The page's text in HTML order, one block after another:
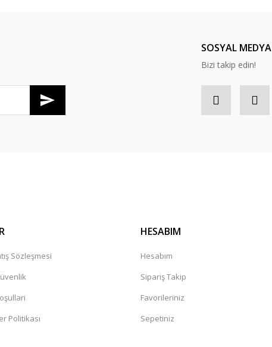
SOSYAL MEDYA
Bizi takip edin!
Sözleşmesi
Politikası
HESABIM
Hesabım
Sipariş Takip
Favorileriniz
Sepetiniz